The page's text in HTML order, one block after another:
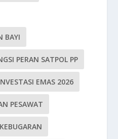
BAYI
PERAN SATPOL PP
EMAS 2026
PESAWAT
KEBUGARAN